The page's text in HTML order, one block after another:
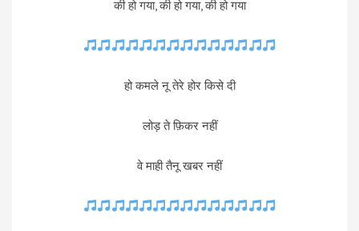
की हो गया, की हो गया, की हो गया
हो कमले नू तेरे होर किसे दी
लोड़ ते फ़िकर नहीं
वे माही तैनू खबर नहीं